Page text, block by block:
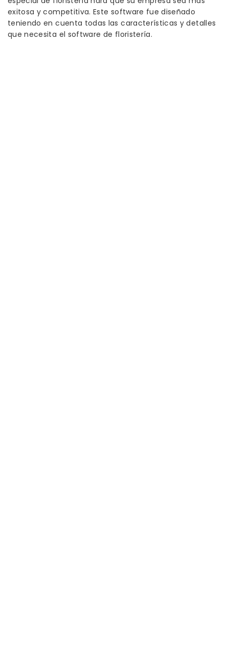
exitosa y competitiva. Este software fue diseñado
teniendo en cuenta todas las características y detalles
que necesita el software de floristería.